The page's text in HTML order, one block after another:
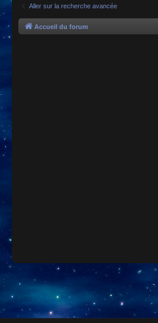
Aller sur la recherche avancée
Accueil du forum